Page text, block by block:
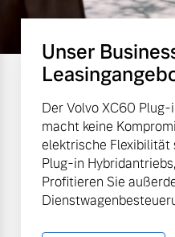
Unser
Der Volvo XC60
macht keine
elektrische Flexibilität
Plug-in
Profitieren Sie